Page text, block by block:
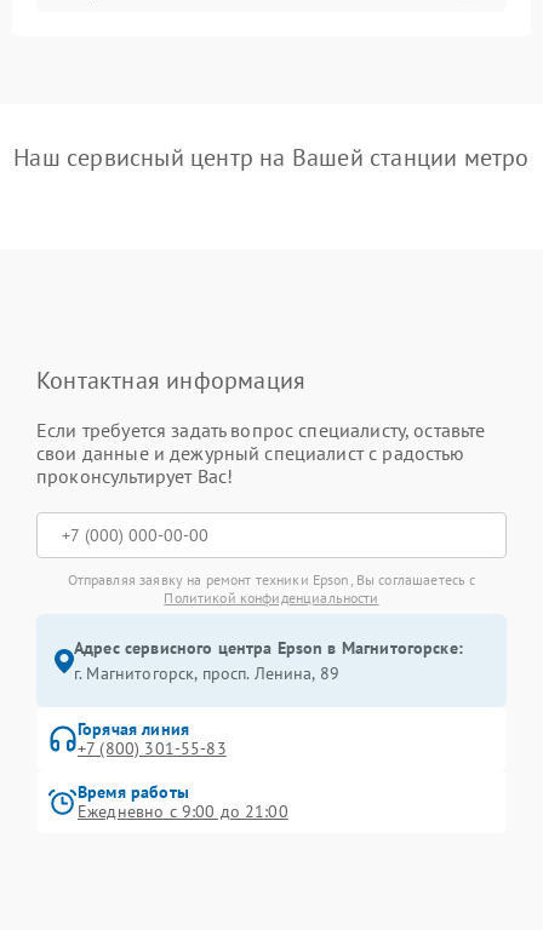
Наш сервисный центр на Вашей станции метро
Контактная информация
Если требуется задать вопрос специалисту, оставьте
свои данные и дежурный специалист с радостью
проконсультирует Вас!
Отправляя заявку на ремонт техники Epson, Вы соглашаетесь с
Политикой конфиденциальности
Адрес сервисного центра Epson в Магнитогорске:
г. Магнитогорск, просп. Ленина, 89
Горячая линия
+7 (800) 301-55-83
Время работы
Ежедневно с 9:00 до 21:00